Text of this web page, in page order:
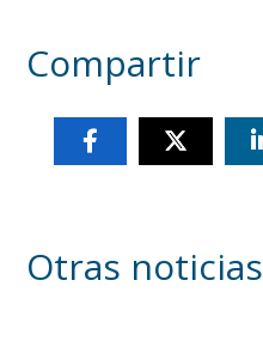
Compartir
Otras noticias